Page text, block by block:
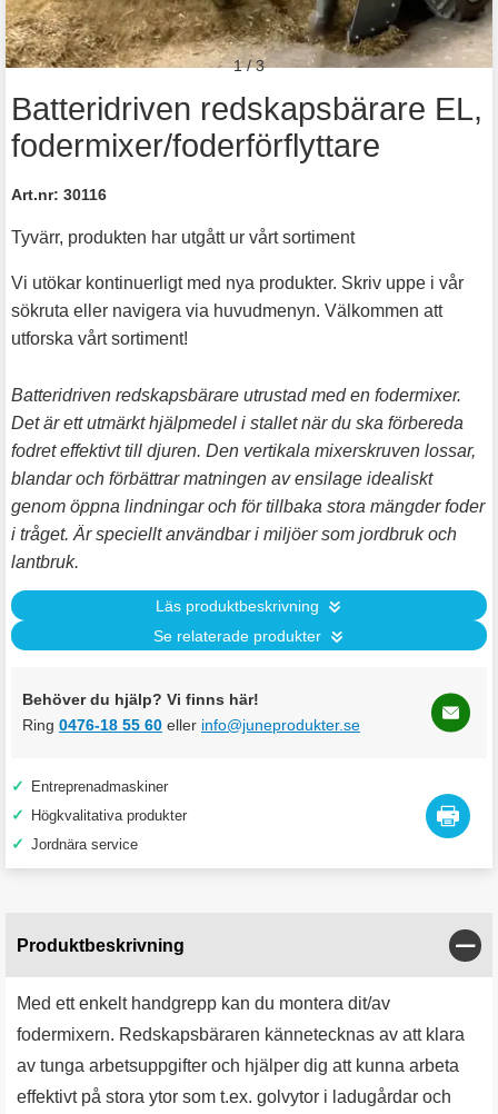
Batteridriven redskapsbärare EL,
fodermixer/foderförflyttare
Art.nr: 30116
Tyvärr, produkten har utgått ur vårt sortiment
Vi utökar kontinuerligt med nya produkter. Skriv uppe i vår
sökruta eller navigera via huvudmenyn. Välkommen att
utforska vårt sortiment!
Batteridriven redskapsbärare utrustad med en fodermixer.
Det är ett utmärkt hjälpmedel i stallet när du ska förbereda
fodret effektivt till djuren. Den vertikala mixerskruven lossar,
blandar och förbättrar matningen av ensilage idealiskt
genom öppna lindningar och för tillbaka stora mängder foder
i tråget. Är speciellt användbar i miljöer som jordbruk och
lantbruk.
Läs produktbeskrivning
Se relaterade produkter
Behöver du hjälp? Vi finns här!
Ring 0476-18 55 60 eller info@juneprodukter.se
✓ Entreprenadmaskiner
✓ Högkvalitativa produkter
✓ Jordnära service
1/3
Produktbeskrivning
Med ett enkelt handgrepp kan du montera dit/av
fodermixern. Redskapsbäraren kännetecknas av att klara
av tunga arbetsuppgifter och hjälper dig att kunna arbeta
effektivt på stora ytor som t.ex. golvytor i ladugårdar och